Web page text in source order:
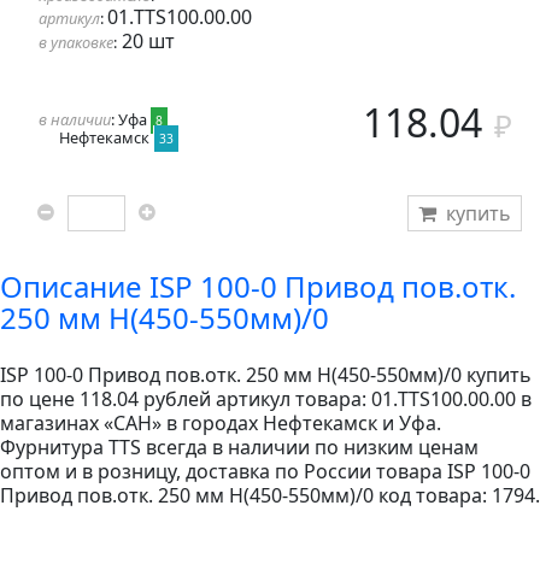
артикул:01.TTS100.00.00
в упаковке: 20 шт
в наличии: Уфа 8
Нефтекамск 33 118.04
купить
Описание ISP 100-0 Привод пов.отк.
250 мм Н(450-550мм)/0
ISP 100-0 Привод пов.отк. 250 мм Н(450-550мм)/0 купить
по цене 118.04 рублей артикул товара: 01.TTS100.00.00 в
магазинах «САН» в городах Нефтекамск и Уфа.
Фурнитура TTS всегда в наличии по низким ценам
оптом и в розницу, доставка по России товара ISP 100-0
Привод пов.отк. 250 мм Н(450-550мм)/0 код товара: 1794.